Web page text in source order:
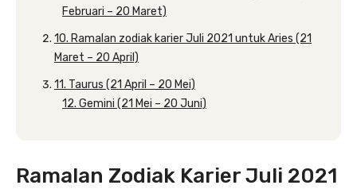
Februari – 20 Maret)
10. Ramalan zodiak karier Juli 2021 untuk Aries (21
Maret – 20 April)
11. Taurus (21 April – 20 Mei)
12. Gemini (21 Mei – 20 Juni)
Ramalan Zodiak Karier Juli 2021